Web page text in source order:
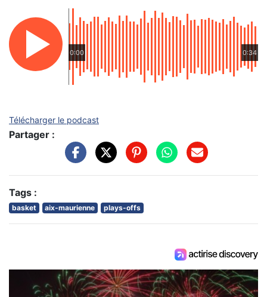
0:00 0:34
Télécharger le podcast
Partager :
Tags :
basket aix-maurienne plays-offs